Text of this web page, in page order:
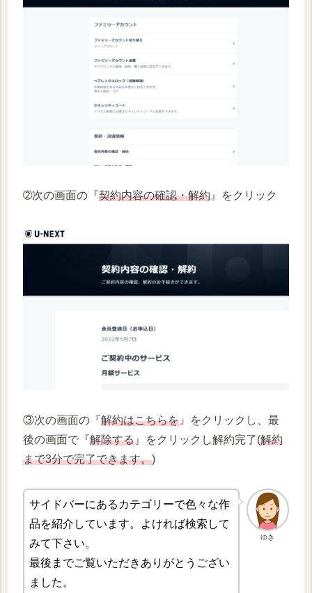
➁次の画面の『契約内容の確認・解約 』をクリック
③次の画面の『解約はこちらを 』をクリックし、最
後の画面で『解除する 』をクリックし解約完了(解約
まで3分で完了できます。)
ゆき
サイドバーにあるカテゴリーで色々な作
品を紹介しています。よければ検索して
みて下さい。
最後までご覧いただきありがとうござい
ました。